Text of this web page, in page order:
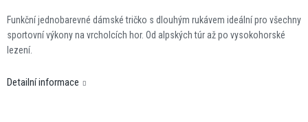
Funkční jednobarevné dámské tričko s dlouhým rukávem ideální pro všechny
sportovní výkony na vrcholcích hor. Od alpských túr až po vysokohorské
lezení.
Detailní informace